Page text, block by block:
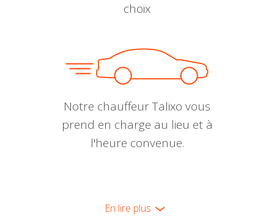
choix
Notre chauffeur Talixo vous
prend en charge au lieu et à
l'heure convenue.
En lire plus